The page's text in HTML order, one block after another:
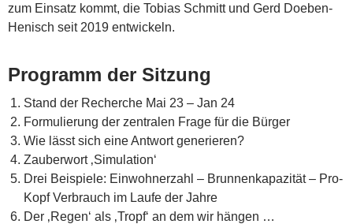
zum Einsatz kommt, die Tobias Schmitt und Gerd Doeben-
Henisch seit 2019 entwickeln.
Programm der Sitzung
Stand der Recherche Mai 23 – Jan 24
Formulierung der zentralen Frage für die Bürger
Wie lässt sich eine Antwort generieren?
Zauberwort ‚Simulation‘
Drei Beispiele: Einwohnerzahl – Brunnenkapazität – Pro-
Kopf Verbrauch im Laufe der Jahre
Der ‚Regen‘ als ‚Tropf‘ an dem wir hängen …